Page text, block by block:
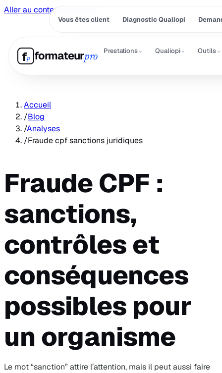
Aller au contenu principal
Vous êtes client Diagnostic Qualiopi
fp formateurpro
Prestations⌄ Qualiopi⌄ Outils⌄
Accueil
/Blog
/Analyses
/Fraude cpf sanctions juridiques
Fraude CPF :
sanctions,
contrôles et
conséquences
possibles pour
un organisme
Le mot “sanction” attire l’attention, mais il peut aussi faire